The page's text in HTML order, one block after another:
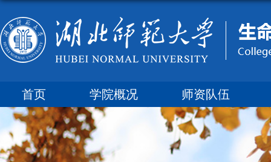
首页 学院概况 师资队伍